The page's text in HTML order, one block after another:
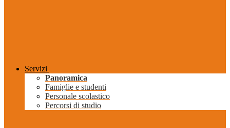
Servizi
Panoramica
Famiglie e studenti
Personale scolastico
Percorsi di studio